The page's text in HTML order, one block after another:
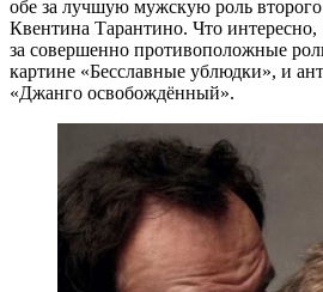
обе за лучшую мужскую роль
Квентина Тарантино. Что
за совершенно противоположные
картине «Бесславные ублюдки», и
«Джанго освобождённый».